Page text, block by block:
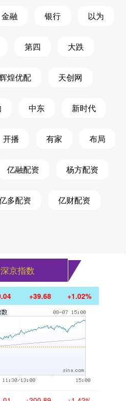
金融 银行 以为
第四 大跌
煌优配 天创网
中东 新时代
开播 有家 布局
亿融配资 杨方配资
多配资 亿财配资
京指数
+39.68 +1.02%